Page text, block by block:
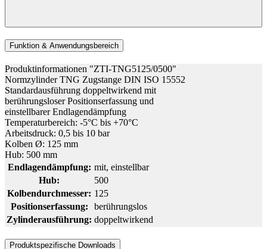
Funktion & Anwendungsbereich
Produktinformationen "ZTI-TNG5125/0500"
Normzylinder TNG Zugstange DIN ISO 15552
Standardausführung doppeltwirkend mit
berührungsloser Positionserfassung und
einstellbarer Endlagendämpfung
Temperaturbereich: -5°C bis +70°C
Arbeitsdruck: 0,5 bis 10 bar
Kolben Ø: 125 mm
Hub: 500 mm
Endlagendämpfung: mit, einstellbar
Hub:
500
Kolbendurchmesser: 125
Positionserfassung:
berührungslos
Zylinderausführung: doppeltwirkend
Produktspezifische Downloads